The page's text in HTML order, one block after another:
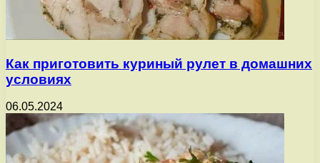
Как приготовить куриный рулет в домашних
условиях
06.05.2024